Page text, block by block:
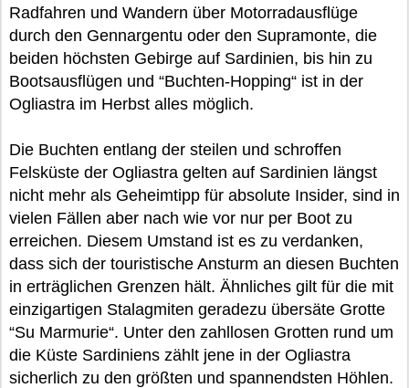
Radfahren und Wandern über Motorradausflüge
durch den Gennargentu oder den Supramonte, die
beiden höchsten Gebirge auf Sardinien, bis hin zu
Bootsausflügen und “Buchten-Hopping“ ist in der
Ogliastra im Herbst alles möglich.
Die Buchten entlang der steilen und schroffen
Felsküste der Ogliastra gelten auf Sardinien längst
nicht mehr als Geheimtipp für absolute Insider, sind in
vielen Fällen aber nach wie vor nur per Boot zu
erreichen. Diesem Umstand ist es zu verdanken,
dass sich der touristische Ansturm an diesen Buchten
in erträglichen Grenzen hält. Ähnliches gilt für die mit
einzigartigen Stalagmiten geradezu übersäte Grotte
“Su Marmurie“. Unter den zahllosen Grotten rund um
die Küste Sardiniens zählt jene in der Ogliastra
sicherlich zu den größten und spannendsten Höhlen.